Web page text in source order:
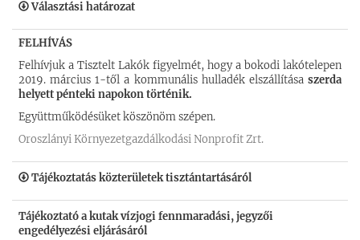
Választási határozat
FELHÍVÁS
Felhívjuk a Tisztelt Lakók figyelmét, hogy a bokodi lakótelepen
2019. március 1-től a kommunális hulladék elszállítása szerda
helyett pénteki napokon történik.
Együttműködésüket köszönöm szépen.
Oroszlányi Környezetgazdálkodási Nonprofit Zrt.
Tájékoztatás közterületek tisztántartásáról
Tájékoztató a kutak vízjogi fennmaradási, jegyzői
engedélyezési eljárásáról